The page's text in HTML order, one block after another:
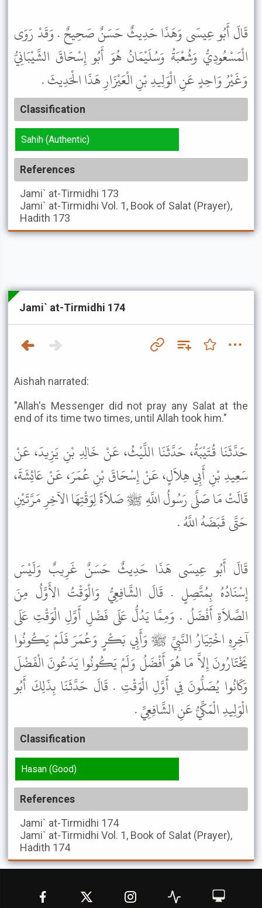
قَالَ أَبُو عِيسَى وَهَذَا حَدِيثٌ حَسَنٌ صَحِيحٌ . وَقَدْ رَوَى
الْمَسْعُودِيُّ وَشُعْبَةُ وَسُلَيْمَانُ هُوَ أَبُو إِسْحَاقَ الشَّيْبَانِيُّ
وَغَيْرُ وَاحِدٍ عَنِ الْوَلِيدِ بْنِ الْعَيْزَارِ هَذَا الْحَدِيثَ .
Classification
Sahih (Authentic)
References
Jami` at-Tirmidhi 173
Jami` at-Tirmidhi Vol. 1, Book of Salat (Prayer),
Hadith 173
Jami` at-Tirmidhi 174
Aishah narrated:
"Allah's Messenger did not pray any Salat at the
end of its time two times, until Allah took him."
حَدَّثَنَا قُتَيْبَةُ، حَدَّثَنَا اللَّيْثُ، عَنْ خَالِدِ بْنِ يَزِيدَ، عَنْ
سَعِيدِ بْنِ أَبِي هِلاَلٍ، عَنْ إِسْحَاقَ بْنِ عُمَرَ، عَنْ عَائِشَةَ،
قَالَتْ مَا صَلَّى رَسُولُ اللَّهِ ﷺ صَلاَةً لِوَقْتِهَا الآخِرِ مَرَّتَيْنِ
حَتَّى قَبَضَهُ اللَّهُ .
قَالَ أَبُو عِيسَى هَذَا حَدِيثٌ حَسَنٌ غَرِيبٌ وَلَيْسَ
إِسْنَادُهُ بِمُتَّصِلٍ . قَالَ الشَّافِعِيُّ وَالْوَقْتُ الأَوَّلُ مِنَ
الصَّلاَةِ أَفْضَلُ . وَمِمَّا يَدُلُّ عَلَى فَضْلِ أَوَّلِ الْوَقْتِ عَلَى
آخِرِهِ اخْتِيَارُ النَّبِيِّ ﷺ وَأَبِي بَكْرٍ وَعُمَرَ فَلَمْ يَكُونُوا
يَخْتَارُونَ إِلاَّ مَا هُوَ أَفْضَلُ وَلَمْ يَكُونُوا يَدَعُونَ الْفَضْلَ
وَكَانُوا يُصَلُّونَ فِي أَوَّلِ الْوَقْتِ . قَالَ حَدَّثَنَا بِذَلِكَ أَبُو
الْوَلِيدِ الْمَكِّيُّ عَنِ الشَّافِعِيِّ .
Classification
Hasan (Good)
References
Jami` at-Tirmidhi 174
Jami` at-Tirmidhi Vol. 1, Book of Salat (Prayer),
Hadith 174